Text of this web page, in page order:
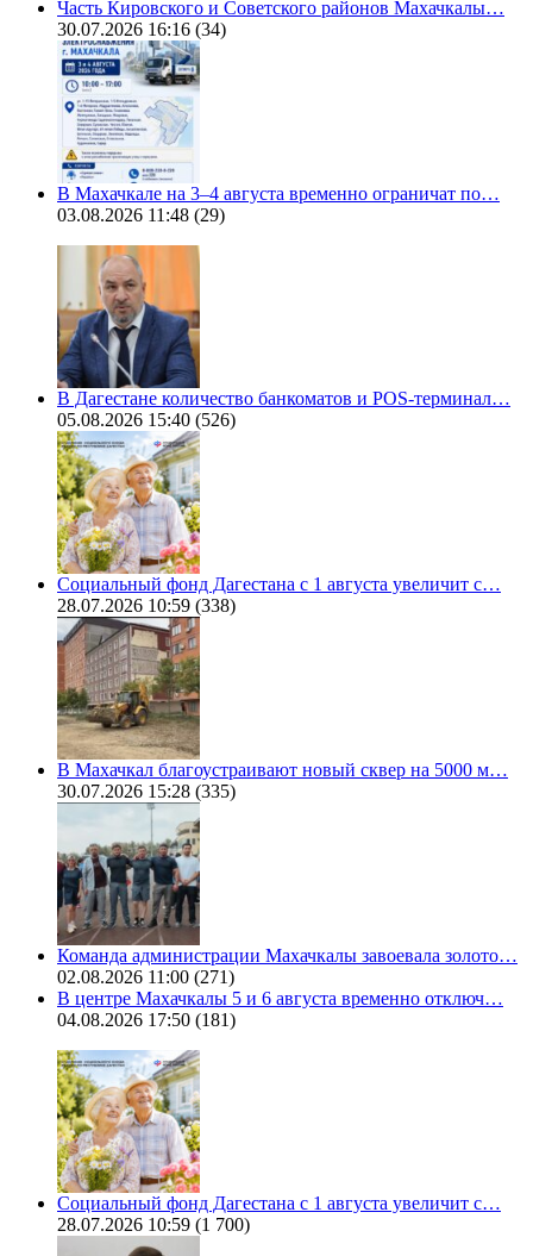
Часть Кировского и Советского районов Махачкалы…
30.07.2026 16:16 (34)
В Махачкале на 3–4 августа временно ограничат по…
03.08.2026 11:48 (29)
В Дагестане количество банкоматов и POS-терминал…
05.08.2026 15:40 (526)
Социальный фонд Дагестана с 1 августа увеличит с…
28.07.2026 10:59 (338)
В Махачкал благоустраивают новый сквер на 5000 м…
30.07.2026 15:28 (335)
Команда администрации Махачкалы завоевала золото…
02.08.2026 11:00 (271)
В центре Махачкалы 5 и 6 августа временно отключ…
04.08.2026 17:50 (181)
Социальный фонд Дагестана с 1 августа увеличит с…
28.07.2026 10:59 (1 700)